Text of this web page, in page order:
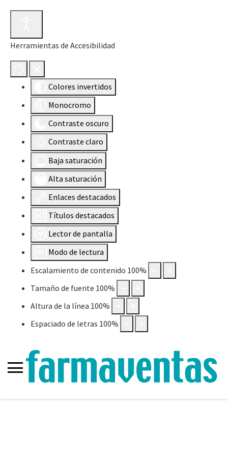
Herramientas de Accesibilidad
Colores invertidos
Monocromo
Contraste oscuro
Contraste claro
Baja saturación
Alta saturación
Enlaces destacados
Títulos destacados
Lector de pantalla
Modo de lectura
Escalamiento de contenido 100%
Tamaño de fuente 100%
Altura de la línea 100%
Espaciado de letras 100%